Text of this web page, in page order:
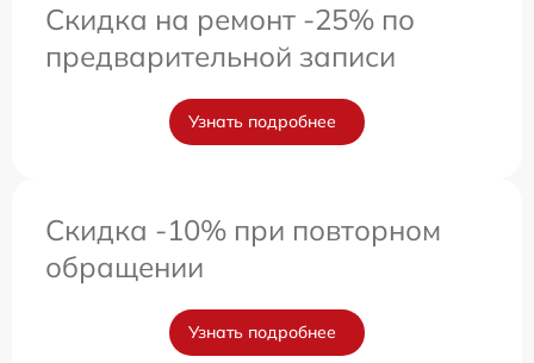
Скидка на ремонт -25% по
предварительной записи
Узнать подробнее
Скидка -10% при повторном
обращении
Узнать подробнее